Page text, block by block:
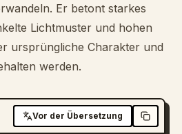
Er betont starkes
Lichtmuster und hohen
ursprüngliche Charakter und
werden.
Vor der Übersetzung